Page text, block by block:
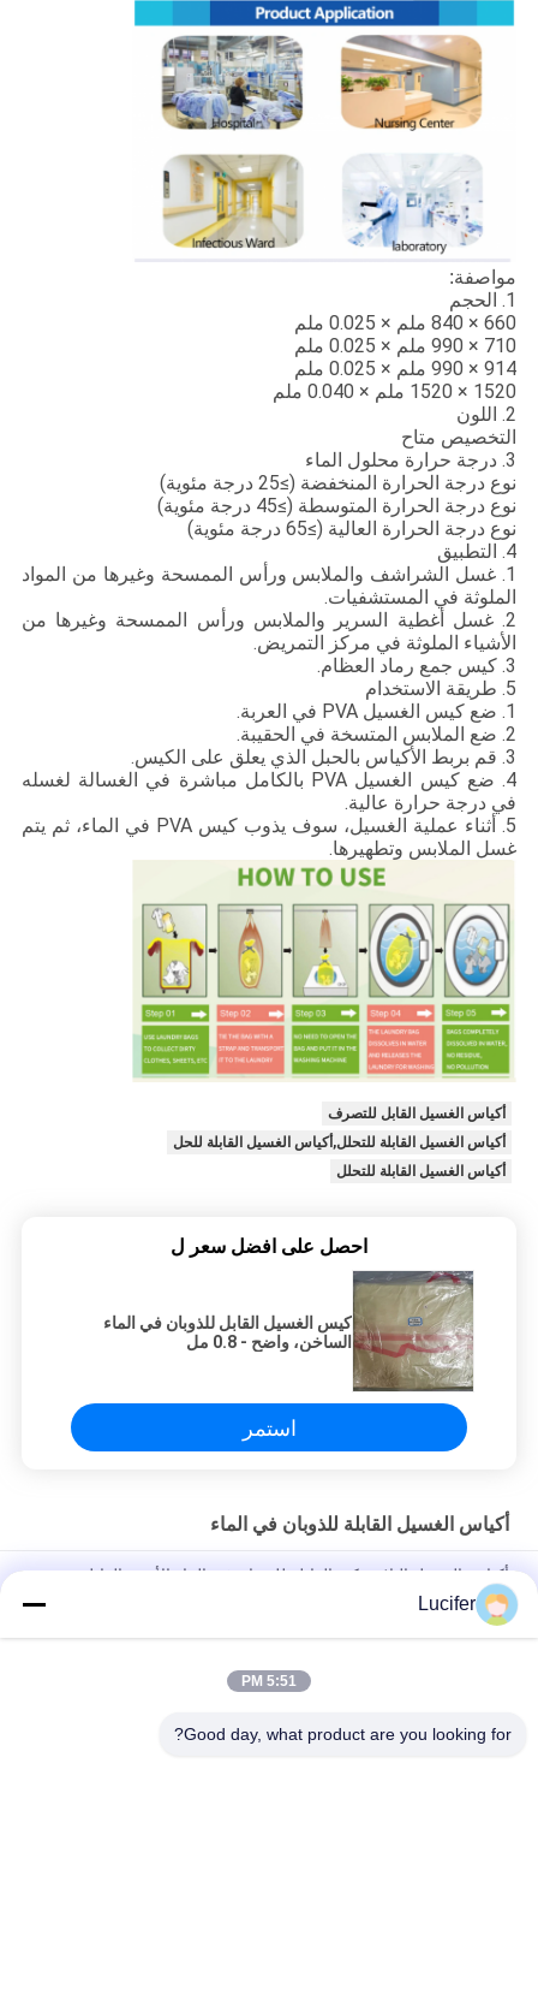
مواصفة:
1. الحجم
660 × 840 ملم × 0.025 ملم
710 × 990 ملم × 0.025 ملم
914 × 990 ملم × 0.025 ملم
1520 × 1520 ملم × 0.040 ملم
2. اللون
التخصيص متاح
3. درجة حرارة محلول الماء
نوع درجة الحرارة المنخفضة (≥25 درجة مئوية)
نوع درجة الحرارة المتوسطة (≥45 درجة مئوية)
نوع درجة الحرارة العالية (≥65 درجة مئوية)
4. التطبيق
1. غسل الشراشف والملابس ورأس الممسحة وغيرها من المواد
الملوثة في المستشفيات.
2. غسل أغطية السرير والملابس ورأس الممسحة وغيرها من
الأشياء الملوثة في مركز التمريض.
3. كيس جمع رماد العظام.
5. طريقة الاستخدام
1. ضع كيس الغسيل PVA في العربة.
2. ضع الملابس المتسخة في الحقيبة.
3. قم بربط الأكياس بالحبل الذي يعلق على الكيس.
4. ضع كيس الغسيل PVA بالكامل مباشرة في الغسالة لغسله
في درجة حرارة عالية.
5. أثناء عملية الغسيل، سوف يذوب كيس PVA في الماء، ثم يتم
غسل الملابس وتطهيرها.
أكياس الغسيل القابل للتصرف
أكياس الغسيل القابلة للتحلل,أكياس الغسيل القابلة للحل
أكياس الغسيل القابلة للتحلل
احصل على افضل سعر ل
كيس الغسيل القابل للذوبان في الماء
الساخن، واضح - 0.8 مل
استمر
أكياس الغسيل القابلة للذوبان في الماء
أكياس الغسيل البلاستيكية القابلة للذوبان في الماء الأحمر القابل
للتصرف للطب / المستشفى
حقيبة الغسيل القابلة للذوبان في الماء PVA القابل للتصرف ، أكياس
Lucifer
5:51 PM
Good day, what product are you looking for?